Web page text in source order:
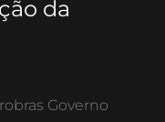
da
Governo